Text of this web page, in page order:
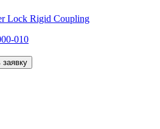
Lock Rigid Coupling
010
заявку